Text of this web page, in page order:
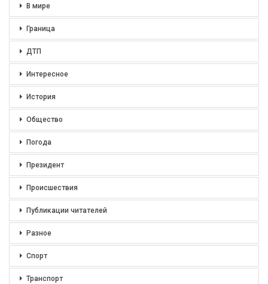
В мире
Граница
ДТП
Интересное
История
Общество
Погода
Президент
Происшествия
Публикации читателей
Разное
Спорт
Транспорт